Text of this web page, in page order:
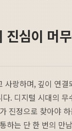
진심이 머
사랑하며, 깊이 연
. 디지털 시대의
진정으로 찾아야
하는 단 한 번의 만